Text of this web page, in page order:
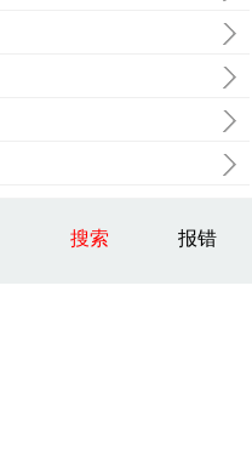
搜索 报错